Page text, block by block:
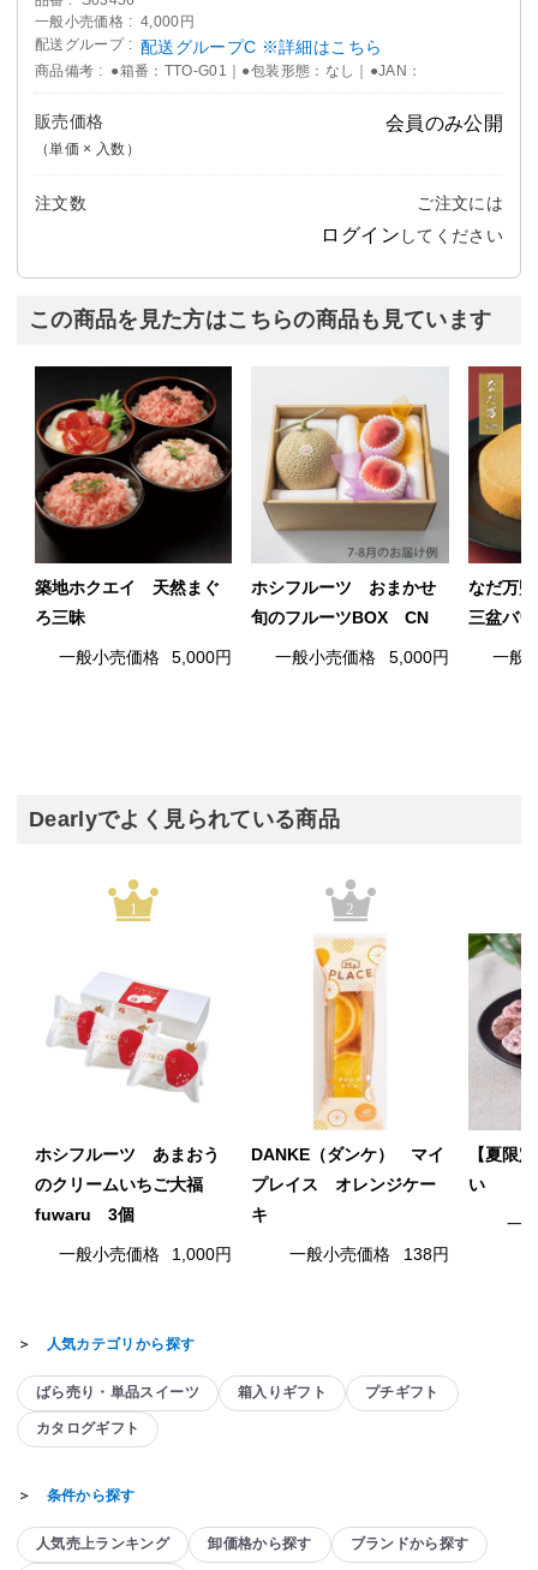
一般小売価格
4,000円
配送グループ
配送グループC ※詳細はこちら
商品備考 ●箱番：TTO-G01｜●包装形態：なし｜●JAN：
販売価格
（単価 × 入数）
会員のみ公開
注文数 ご注文には
ログイン してください
この商品を見た方はこちらの商品も見ています
築地ホクエイ 天然まぐ
ろ三昧
一般小売価格 5,000円
ホシフルーツ おまかせ
旬のフルーツBOX CN
一般小売価格 5,000円
なだ万
三盆バ
一般
Dearlyでよく見られている商品
1
ホシフルーツ あまおう
のクリームいちご大福
fuwaru 3個
一般小売価格 1,000円
2
DANKE（ダンケ） マイ
プレイス オレンジケー
キ
一般小売価格 138円
【夏限
い
一
＞ 人気カテゴリから探す
ばら売り・単品スイーツ 箱入りギフト プチギフト
カタログギフト
＞ 条件から探す
人気売上ランキング 卸価格から探す ブランドから探す